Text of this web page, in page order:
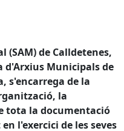
(SAM) de Calldetenes,
d'Arxius Municipals de
s'encarrega de la
la
tota la documentació
l'exercici de les seves